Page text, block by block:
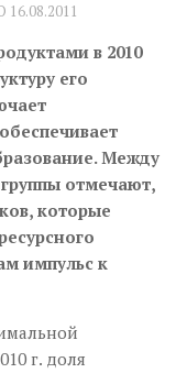
16.08.2011
в 2010
его
Между
отмечают,
которые
импульс к
г. доля